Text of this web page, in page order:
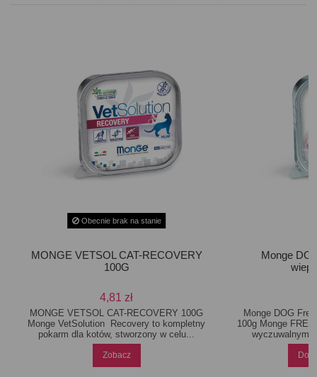
Obecnie brak na stanie
MONGE VETSOL CAT-RECOVERY
100G
4,81 zł
MONGE VETSOL CAT-RECOVERY 100G
Monge VetSolution Recovery to kompletny
pokarm dla kotów, stworzony w celu...
Zobacz
Monge
Monge DOG
100g Monge
wyczuwalnymi